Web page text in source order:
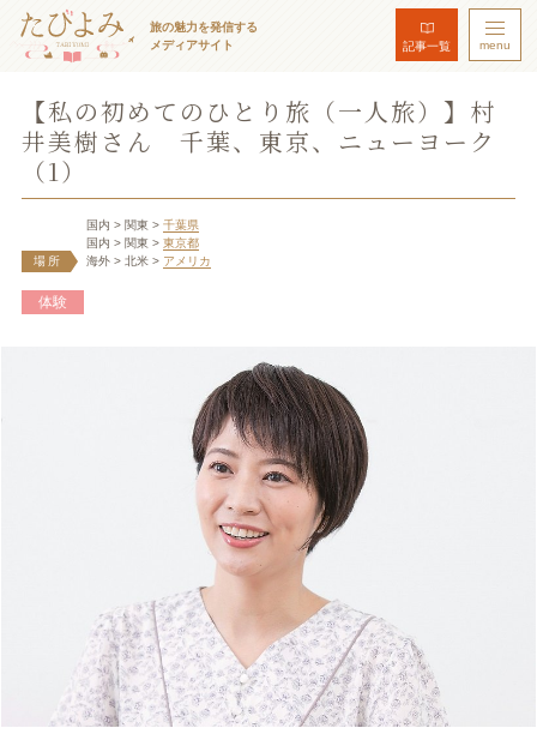
旅の魅力を発信する
メディアサイト
記事一覧 menu
【私の初めてのひとり旅（一人旅）】村
井美樹さん 千葉、東京、ニューヨーク
（1）
場所
国内 > 関東 > 千葉県
国内 > 関東 > 東京都
海外 > 北米 > アメリカ
体験